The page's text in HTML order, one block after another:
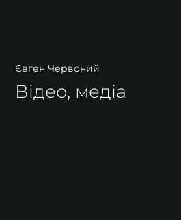
Євген Червоний
Відео, медіа